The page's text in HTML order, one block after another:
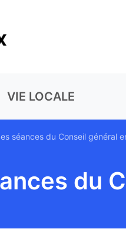
VIE LOCALE
séances du Conseil général
du